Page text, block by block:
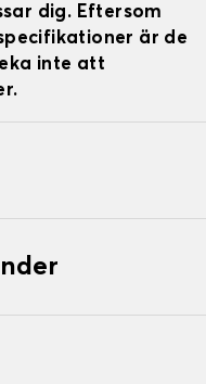
dig. Eftersom
är de
inte att